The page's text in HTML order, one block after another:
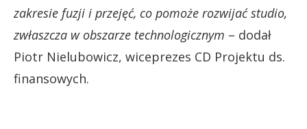
zakresie fuzji i przejęć, co pomoże rozwijać studio,
zwłaszcza w obszarze technologicznym – dodał
Piotr Nielubowicz, wiceprezes CD Projektu ds.
finansowych.